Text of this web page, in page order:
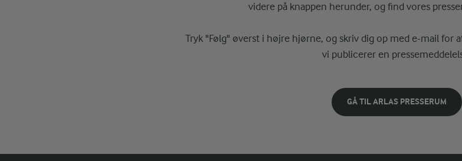
videre på knappen herunder, og find vores
Tryk "Følg" øverst i højre hjørne, og skriv dig op med e-mail for
vi publicerer en
GÅ TIL ARLAS PRESSERUM